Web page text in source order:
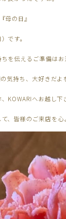
母の日』
です。
を伝えるご準備はお
気持ち、大好きだよ
KOWARIへお越し下
、皆様のご来店を心